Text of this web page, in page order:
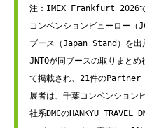
注：IMEX Frankfurt 2026で
コンベンションビューロー（
ブース（Japan Stand）を出
JNTOが同ブースの取りまと
て掲載され、21件のPartner
展者は、千葉コンベンショ
社系DMCのHANKYU TRAVEL